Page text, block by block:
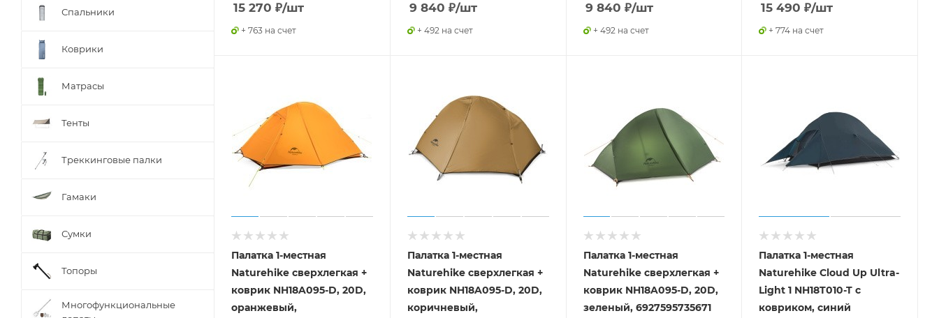
15 270 ₽/шт
+ 763 на счет
9 840 ₽/шт
+ 492 на счет
9 840 ₽/шт
+ 492 на счет
15 490 ₽/шт
+ 774 на счет
Палатка 1-местная
Naturehike сверхлегкая +
коврик NH18A095-D, 20D,
оранжевый,
Палатка 1-местная
Naturehike сверхлегкая +
коврик NH18A095-D, 20D,
коричневый,
Палатка 1-местная
Naturehike сверхлегкая +
коврик NH18A095-D, 20D,
зеленый, 6927595735671
Палатка 1-местная
Naturehike Сloud Up Ultra-
Light 1 NH18T010-T с
ковриком, синий
Спальники
Коврики
Матрасы
Тенты
Треккинговые палки
Гамаки
Сумки
Топоры
Многофункциональные